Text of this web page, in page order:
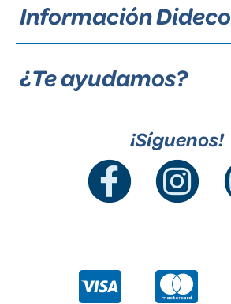
Información Dideco
¿Te ayudamos?
¡Síguenos!